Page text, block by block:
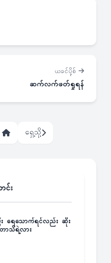
ယခင်ပို့စ်
ဆက်လက်ဖတ်ရှုရန်
ရှေ့သို့
င်း
ရေသောက်ရင်လည်း ဆိုး
တာသိရဲ့လား